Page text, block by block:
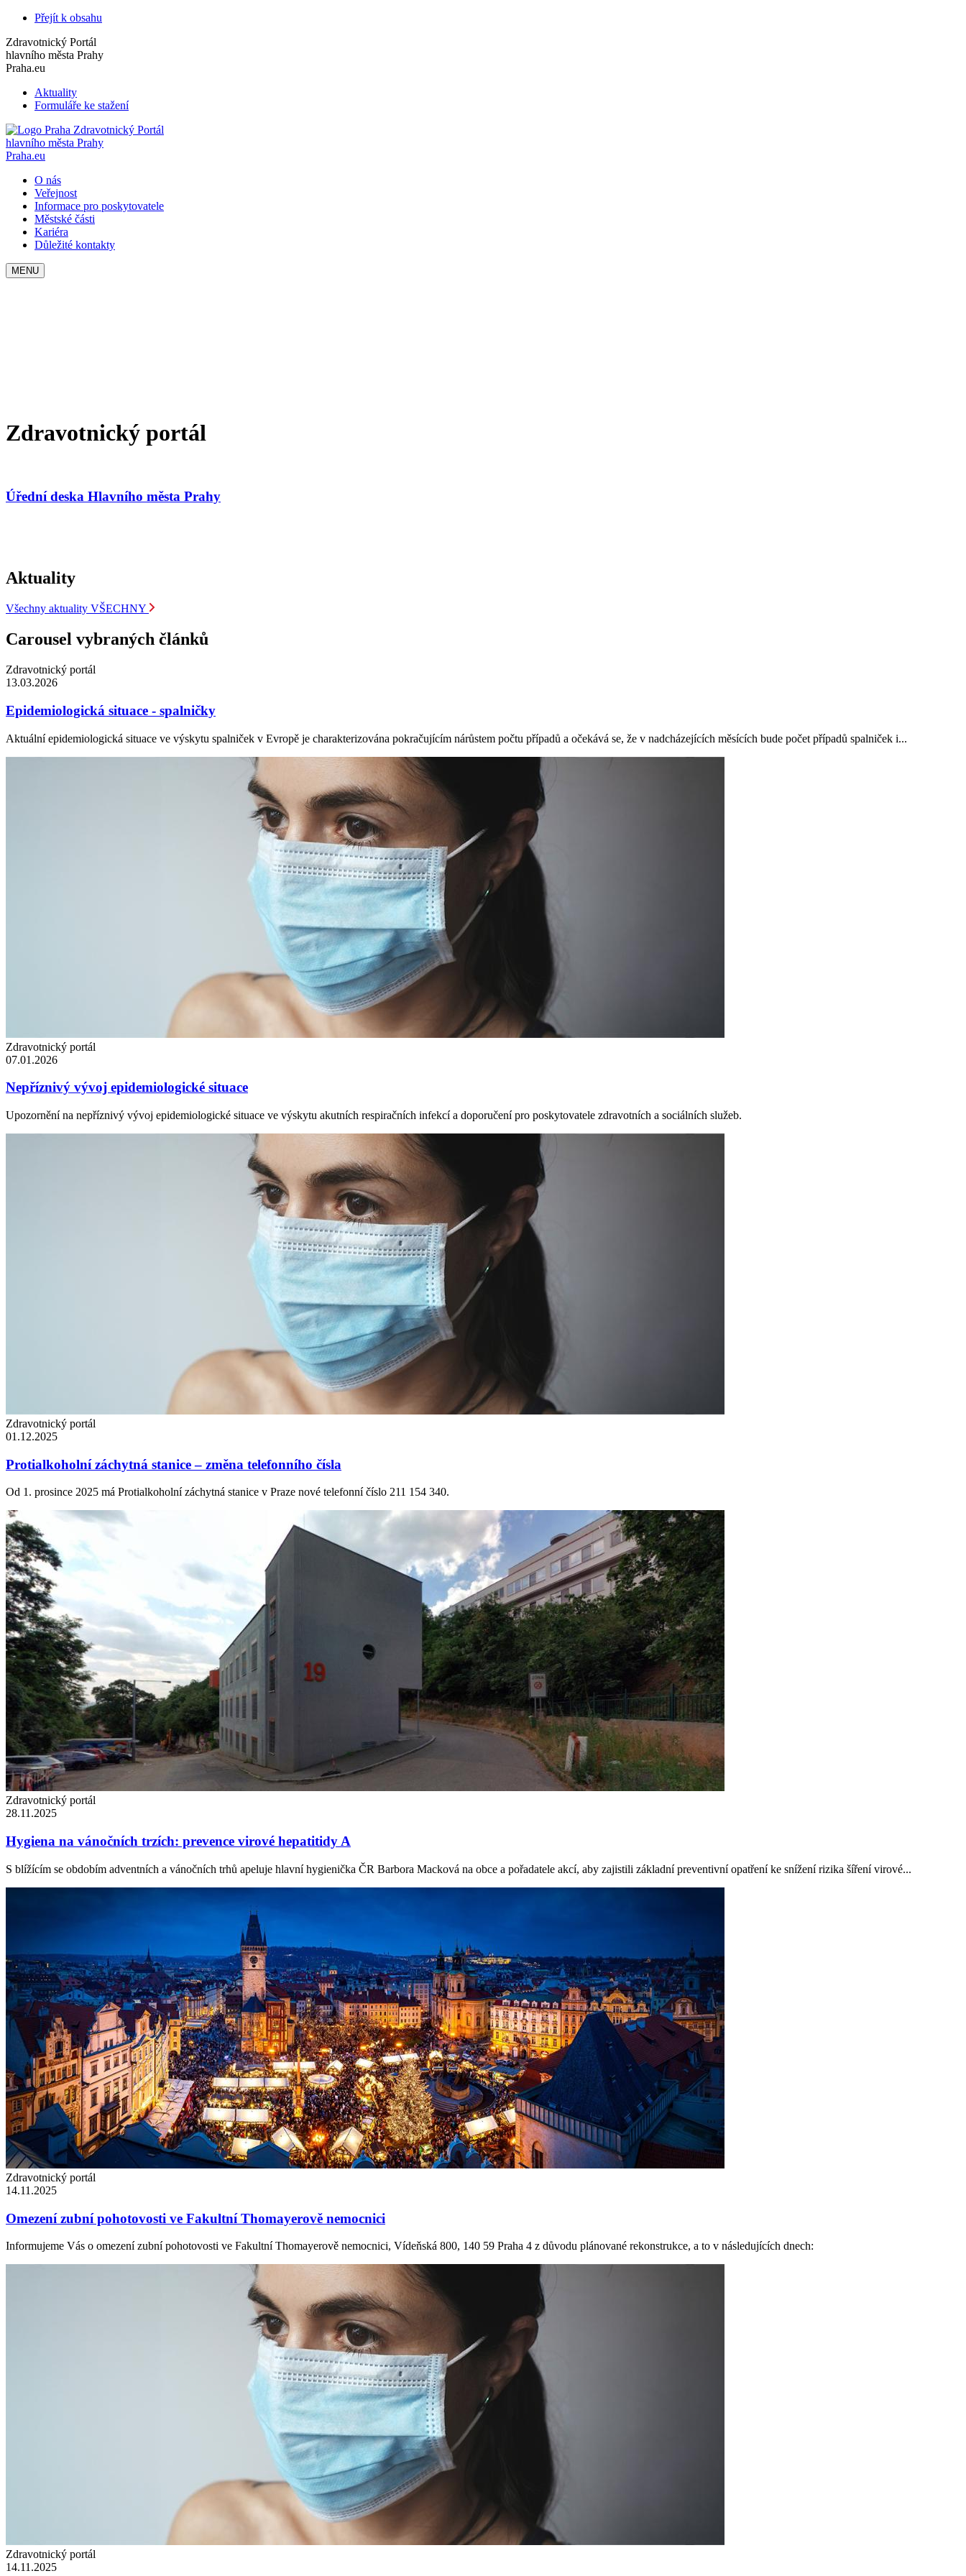
Přejít k obsahu
Zdravotnický Portál
hlavního města Prahy
Praha.eu
Aktuality
Formuláře ke stažení
Zdravotnický Portál
hlavního města Prahy
Praha.eu
O nás
Veřejnost
Informace pro poskytovatele
Městské části
Kariéra
Důležité kontakty
MENU
Zdravotnický portál
Úřední deska Hlavního města Prahy
Aktuality
Všechny aktuality VŠECHNY
Carousel vybraných článků
Zdravotnický portál
13.03.2026
Epidemiologická situace - spalničky
Aktuální epidemiologická situace ve výskytu spalniček v Evropě je charakterizována pokračujícím nárůstem počtu případů a očekává se, že v nadcházejících měsících bude počet případů spalniček i...
Zdravotnický portál
07.01.2026
Nepříznivý vývoj epidemiologické situace
Upozornění na nepříznivý vývoj epidemiologické situace ve výskytu akutních respiračních infekcí a doporučení pro poskytovatele zdravotních a sociálních služeb.
Zdravotnický portál
01.12.2025
Protialkoholní záchytná stanice – změna telefonního čísla
Od 1. prosince 2025 má Protialkoholní záchytná stanice v Praze nové telefonní číslo 211 154 340.
Zdravotnický portál
28.11.2025
Hygiena na vánočních trzích: prevence virové hepatitidy A
S blížícím se obdobím adventních a vánočních trhů apeluje hlavní hygienička ČR Barbora Macková na obce a pořadatele akcí, aby zajistili základní preventivní opatření ke snížení rizika šíření virové...
Zdravotnický portál
14.11.2025
Omezení zubní pohotovosti ve Fakultní Thomayerově nemocnici
Informujeme Vás o omezení zubní pohotovosti ve Fakultní Thomayerově nemocnici, Vídeňská 800, 140 59 Praha 4 z důvodu plánované rekonstrukce, a to v následujících dnech:
Zdravotnický portál
14.11.2025